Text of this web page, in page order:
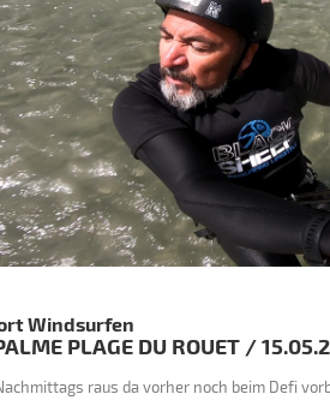
Windsurfen
PLAGE DU ROUET /
raus da vorher noch beim Defi